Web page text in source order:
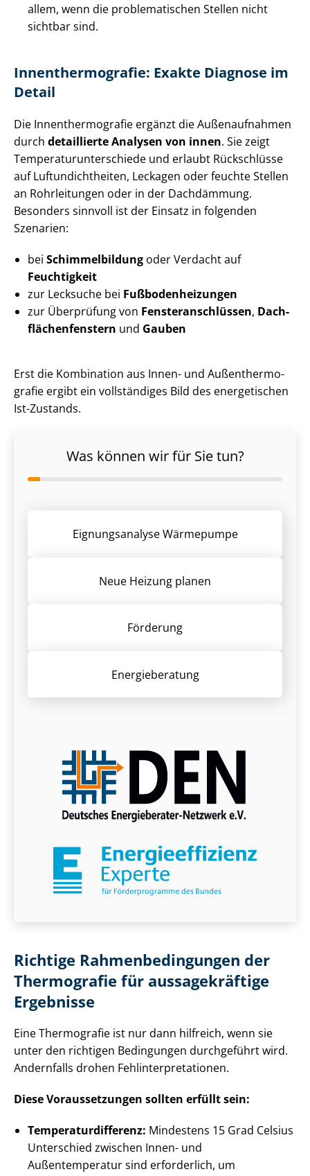
allem, wenn die problematischen Stellen nicht
sichtbar sind.
In­nen­ther­mo­gra­fie: Exakte Diagnose im
Detail
Die In­nen­ther­mo­gra­fie ergänzt die Außenaufnahmen
durch detaillierte Analysen von innen. Sie zeigt
Tem­pe­ra­tur­un­ter­schie­de und erlaubt Rückschlüsse
auf Luftun­dicht­hei­ten, Leckagen oder feuchte Stellen
an Rohrleitungen oder in der Dachdämmung.
Besonders sinnvoll ist der Einsatz in folgenden
Szenarien:
bei Schimmelbildung oder Verdacht auf
Feuchtigkeit
zur Lecksuche bei Fuß­bo­den­hei­zun­gen
zur Überprüfung von Fens­ter­an­schlüs­sen, Dach­
flä­chen­fens­tern und Gauben
Erst die Kombination aus Innen- und Au­ßen­ther­mo­
gra­fie ergibt ein vollständiges Bild des energetischen
Ist-Zustands.
Was können wir für Sie tun?
Eignungsanalyse Wärmepumpe
Neue Heizung planen
Förderung
Energieberatung
Richtige Rah­men­be­din­gun­gen der
Thermografie für aussagekräftige
Ergebnisse
Eine Thermografie ist nur dann hilfreich, wenn sie
unter den richtigen Bedingungen durchgeführt wird.
Andernfalls drohen Fehl­in­ter­pre­ta­tio­nen.
Diese Voraussetzungen sollten erfüllt sein:
Tem­pe­ra­tur­dif­fe­renz: Mindestens 15 Grad Celsius
Unterschied zwischen Innen- und
Außentemperatur sind erforderlich, um